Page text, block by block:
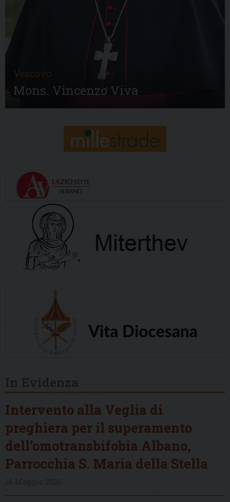
Vescovo
Mons. Vincenzo Viva
Intervento alla Veglia di
preghiera per il superamento
dell’omotransbifobia Albano,
Parrocchia S. Maria della Stella